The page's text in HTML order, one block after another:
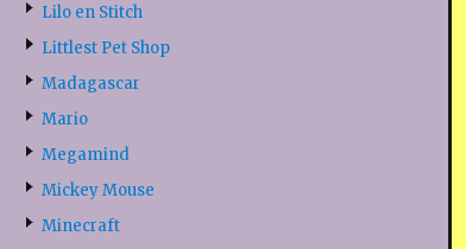
Lilo en Stitch
Littlest Pet Shop
Madagascar
Mario
Megamind
Mickey Mouse
Minecraft